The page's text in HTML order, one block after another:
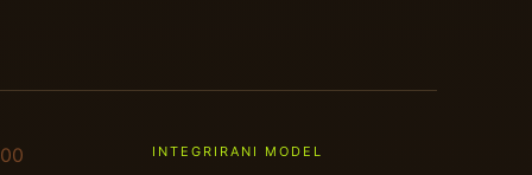
00 INTEGRIRANI MODEL